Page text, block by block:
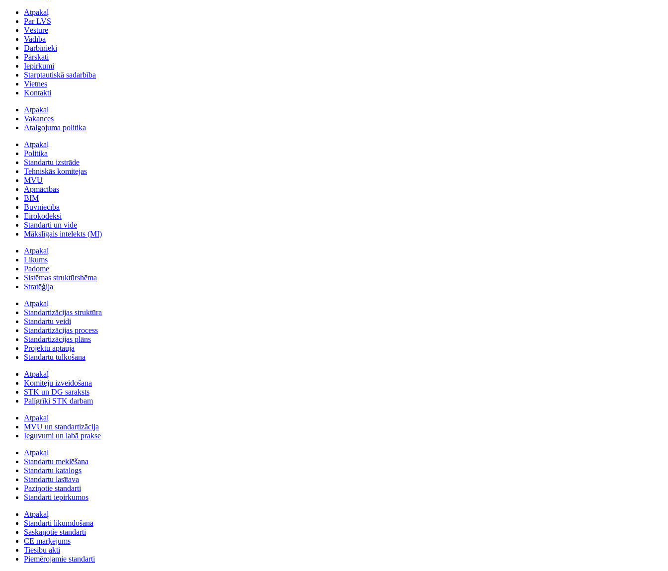
Atpakaļ
Par LVS
Vēsture
Vadība
Darbinieki
Pārskati
Iepirkumi
Starptautiskā sadarbība
Vietnes
Kontakti
Atpakaļ
Vakances
Atalgojuma politika
Atpakaļ
Politika
Standartu izstrāde
Tehniskās komitejas
MVU
Apmācības
BIM
Būvniecība
Eirokodeksi
Standarti un vide
Mākslīgais intelekts (MI)
Atpakaļ
Likums
Padome
Sistēmas struktūrshēma
Stratēģija
Atpakaļ
Standartizācijas struktūra
Standartu veidi
Standartizācijas process
Standartizācijas plāns
Projektu aptauja
Standartu tulkošana
Atpakaļ
Komiteju izveidošana
STK un DG saraksts
Palīgrīki STK darbam
Atpakaļ
MVU un standartizācija
Ieguvumi un labā prakse
Atpakaļ
Standartu meklēšana
Standartu katalogs
Standartu lasītava
Paziņotie standarti
Standarti iepirkumos
Atpakaļ
Standarti likumdošanā
Saskaņotie standarti
CE marķējums
Tiesību akti
Piemērojamie standarti